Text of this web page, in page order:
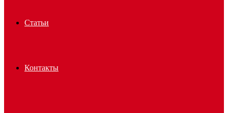
Статьи
Контакты